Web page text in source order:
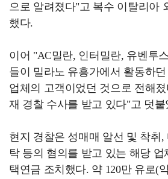
으로 알려졌다"고 복수 이탈리아
했다.
이어 "AC밀란, 인터밀란, 유벤투
들이 밀라노 유흥가에서 활동하
업체의 고객이었던 것으로 전해
재 경찰 수사를 받고 있다"고 덧붙
현지 경찰은 성매매 알선 및 착취,
탁 등의 혐의를 받고 있는 해당 업
택연금 조치했다. 약 120만 유로(